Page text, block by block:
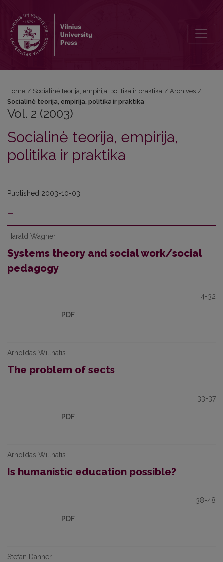
Home / Socialinė teorija, empirija, politika ir praktika / Archives /
Socialinė teorija, empirija, politika ir praktika
Vol. 2 (2003)
Socialinė teorija, empirija,
politika ir praktika
Published 2003-10-03
-
Harald Wagner
Systems theory and social work/social
pedagogy
4-32
PDF
Arnoldas Willnatis
The problem of sects
33-37
PDF
Arnoldas Willnatis
Is humanistic education possible?
38-48
PDF
Stefan Danner